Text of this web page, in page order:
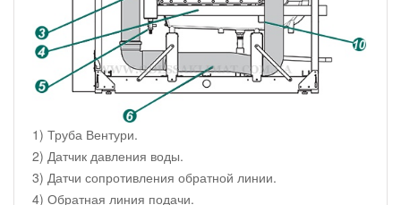
1) Труба Вентури.
2) Датчик давления воды.
3) Датчи сопротивления обратной линии.
4) Обратная линия подачи.